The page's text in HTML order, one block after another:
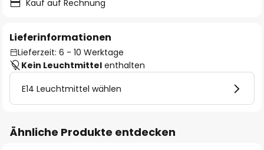
Kauf auf Rechnung
Lieferinformationen
Lieferzeit: 6 - 10 Werktage
Kein Leuchtmittel enthalten
E14 Leuchtmittel wählen
Ähnliche Produkte entdecken